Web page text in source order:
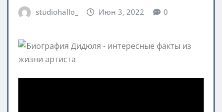
studiohallo_ Июн 3, 2022 0